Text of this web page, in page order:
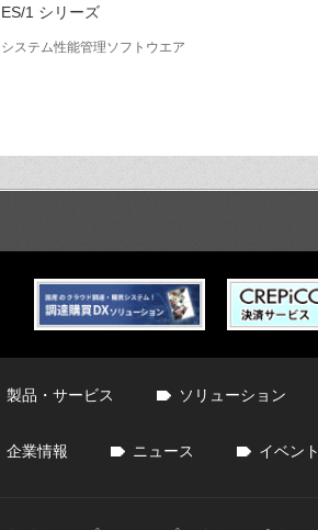
ES/1 シリーズ
システム性能管理ソフトウエア
製品・サービス ソリューション
企業情報 ニュース イベント